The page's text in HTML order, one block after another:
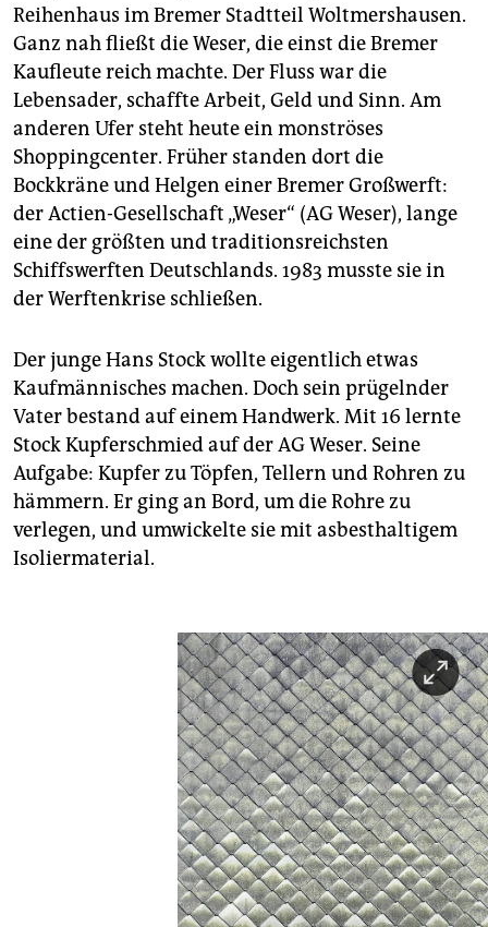
Reihenhaus im Bremer Stadtteil Woltmershausen.
Ganz nah fließt die Weser, die einst die Bremer
Kaufleute reich machte. Der Fluss war die
Lebensader, schaffte Arbeit, Geld und Sinn. Am
anderen Ufer steht heute ein monströses
Shoppingcenter. Früher standen dort die
Bockkräne und Helgen einer Bremer Großwerft:
der Actien-Gesellschaft „Weser“ (AG Weser), lange
eine der größten und traditionsreichsten
Schiffswerften Deutschlands. 1983 musste sie in
der Werftenkrise schließen.
Der junge Hans Stock wollte eigentlich etwas
Kaufmännisches machen. Doch sein prügelnder
Vater bestand auf einem Handwerk. Mit 16 lernte
Stock Kupferschmied auf der AG Weser. Seine
Aufgabe: Kupfer zu Töpfen, Tellern und Rohren zu
hämmern. Er ging an Bord, um die Rohre zu
verlegen, und umwickelte sie mit asbesthaltigem
Isoliermaterial.